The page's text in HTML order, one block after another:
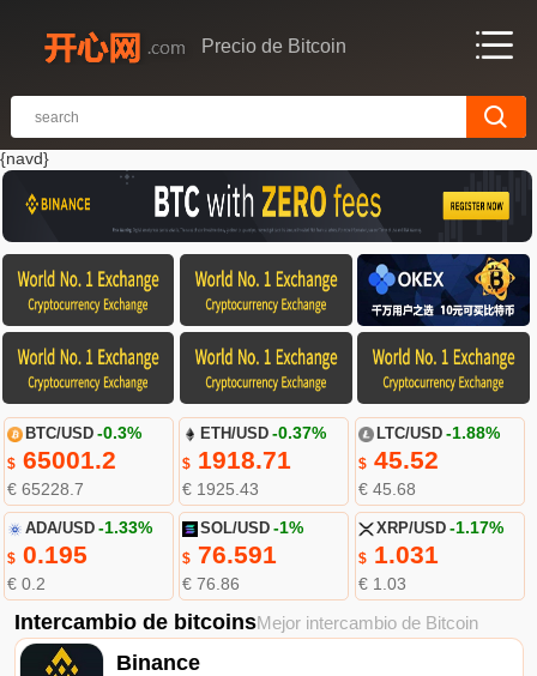
Precio de Bitcoin
{navd}
BTC/USD -0.3%
$65001.2
€ 65228.7
ETH/USD -0.37%
$ 1918.71
€ 1925.43
LTC/USD -1.88%
$45.52
€ 45.68
ADA/USD -1.33%
$0.195
€ 0.2
SOL/USD -1%
$ 76.591
€ 76.86
XRP/USD -1.17%
$1.031
€ 1.03
Intercambio de bitcoinsMejor intercambio de Bitcoin
Binance